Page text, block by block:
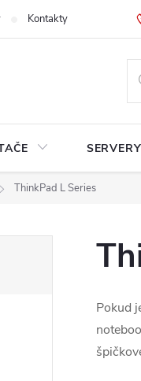
Kontakty
SERVERY
ThinkPad L Series
Pokud